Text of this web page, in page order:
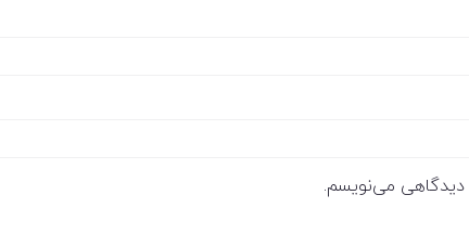
دیدگاهی می‌نویسم.